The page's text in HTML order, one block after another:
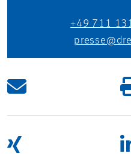
+49 711